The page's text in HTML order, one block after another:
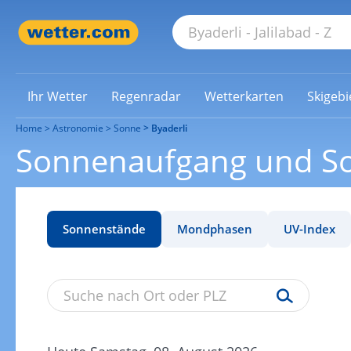
Ihr Wetter Regenradar Wetterkarten
Home Astronomie Sonne Byaderli
Sonnenaufgang und
Sonnenstände Mondphasen UV-Index